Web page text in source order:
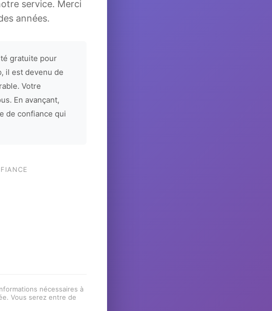
service. Merci
années.
gratuite pour
il est devenu de
Votre
En avançant,
de confiance qui
nécessaires à
Vous serez entre de